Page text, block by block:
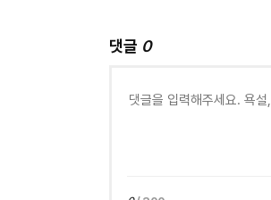
댓글 0